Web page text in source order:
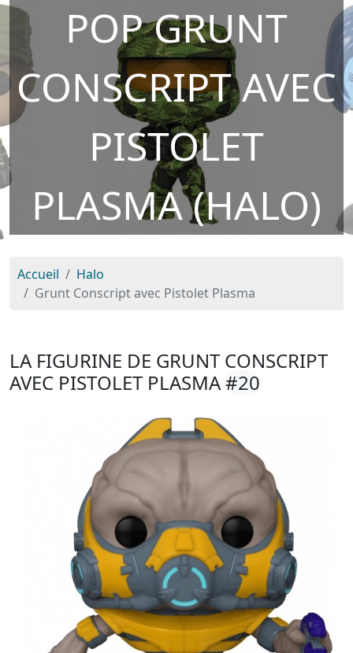
POP GRUNT
CONSCRIPT AVEC
PISTOLET
PLASMA (HALO)
Accueil
Halo
Grunt Conscript avec Pistolet Plasma
LA FIGURINE DE GRUNT CONSCRIPT
AVEC PISTOLET PLASMA#20